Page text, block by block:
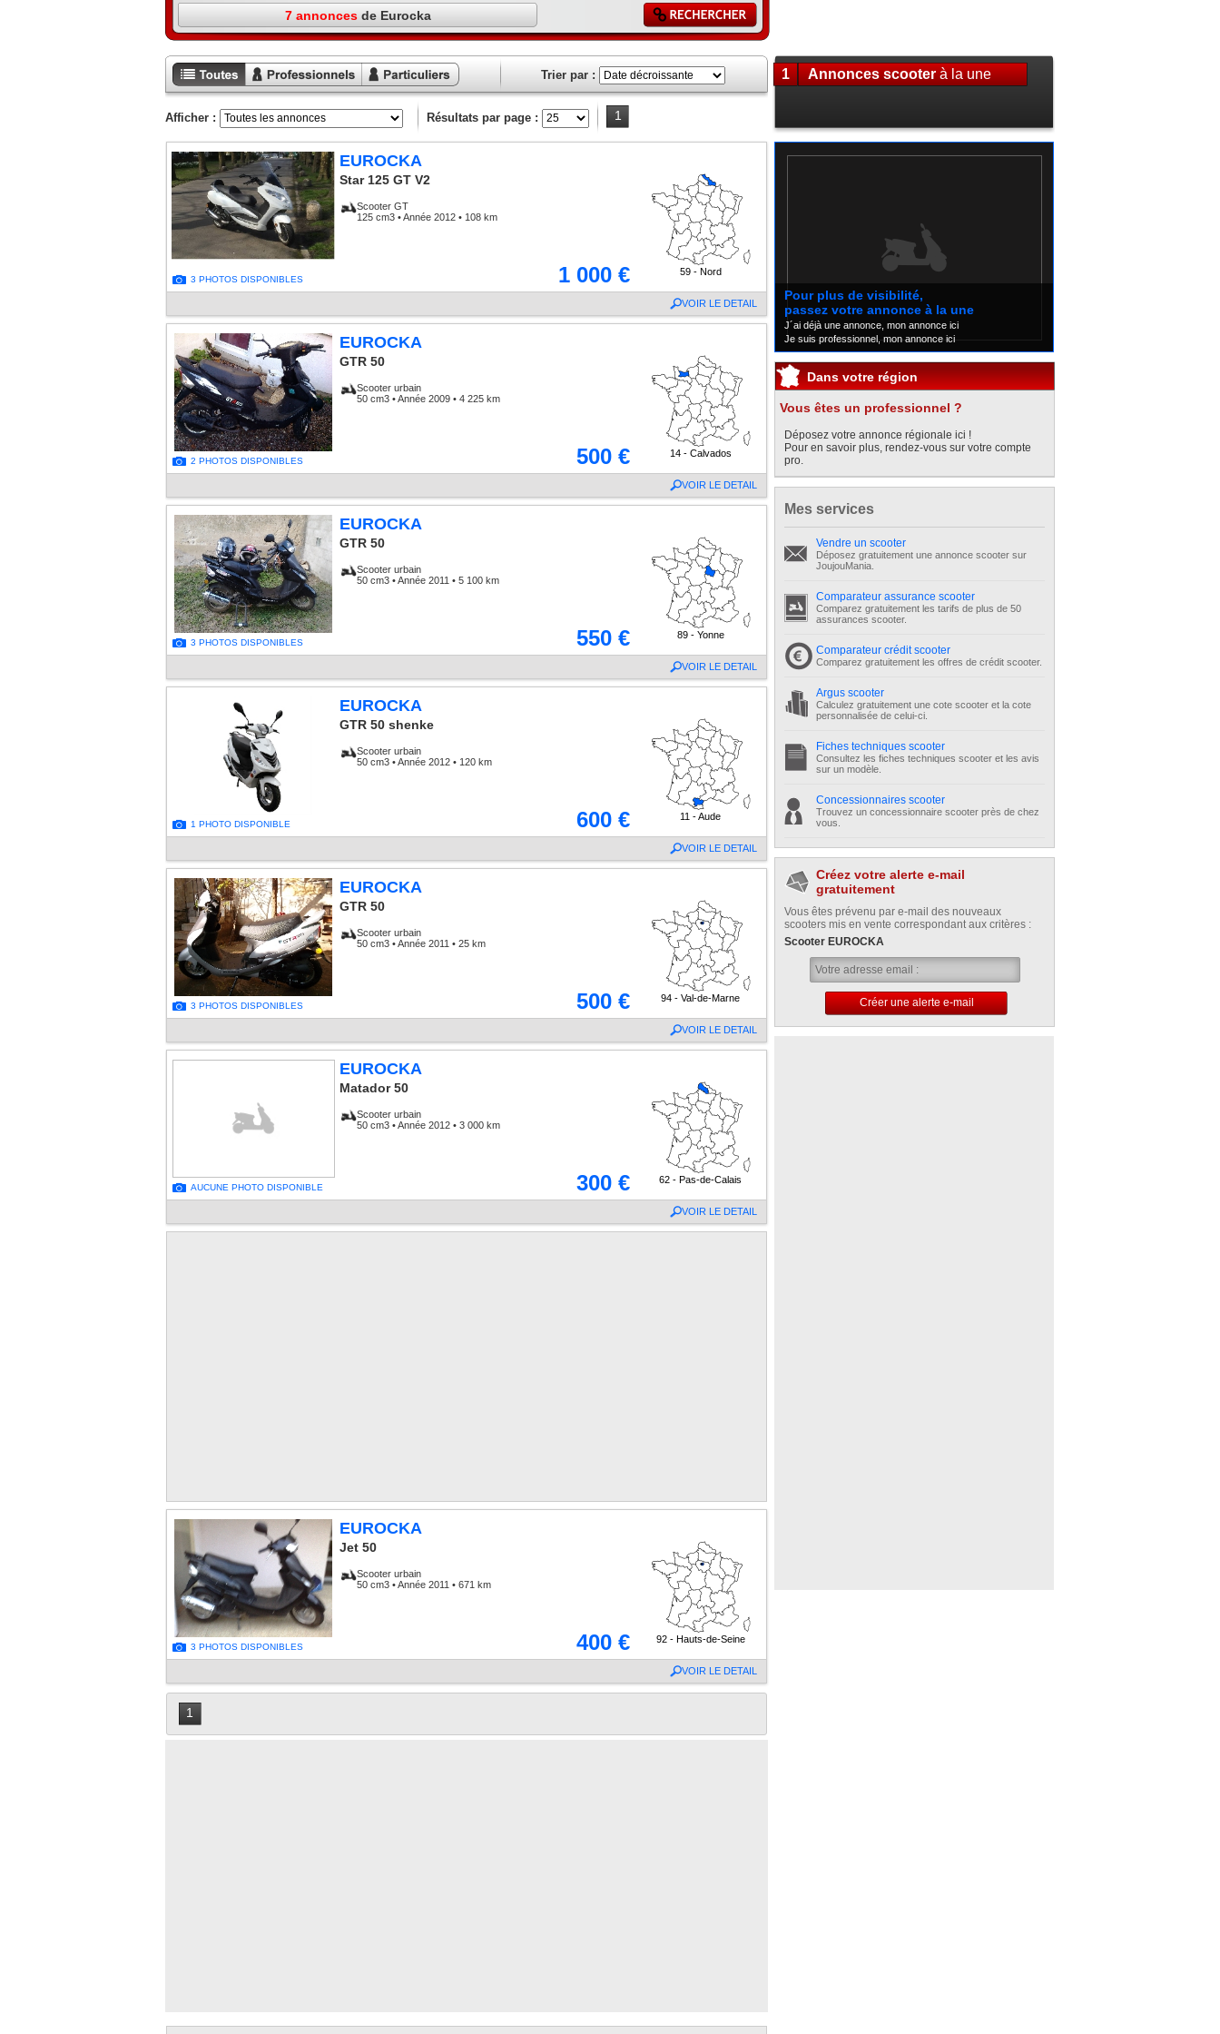
7 annoncesde Eurocka
Toutes les
annonces
Annonces
professionnels
Annonces
particuliers
Trier par :
Afficher : Résultats par page : 1
3 PHOTOS DISPONIBLES
EUROCKA
Star 125 GT V2
Scooter GT
125 cm3 • Année 2012 • 108 km
1 000 € 59 - Nord
VOIR LE DETAIL
2 PHOTOS DISPONIBLES
EUROCKA
GTR 50
Scooter urbain
50 cm3 • Année 2009 • 4 225 km
500 € 14 - Calvados
VOIR LE DETAIL
3 PHOTOS DISPONIBLES
EUROCKA
GTR 50
Scooter urbain
50 cm3 • Année 2011 • 5 100 km
550 € 89 - Yonne
VOIR LE DETAIL
1 PHOTO DISPONIBLE
EUROCKA
GTR 50 shenke
Scooter urbain
50 cm3 • Année 2012 • 120 km
600 € 11 - Aude
VOIR LE DETAIL
3 PHOTOS DISPONIBLES
EUROCKA
GTR 50
Scooter urbain
50 cm3 • Année 2011 • 25 km
500 € 94 - Val-de-Marne
VOIR LE DETAIL
AUCUNE PHOTO DISPONIBLE
EUROCKA
Matador 50
Scooter urbain
50 cm3 • Année 2012 • 3 000 km
300 € 62 - Pas-de-Calais
VOIR LE DETAIL
3 PHOTOS DISPONIBLES
EUROCKA
Jet 50
Scooter urbain
50 cm3 • Année 2011 • 671 km
400 € 92 - Hauts-de-Seine
VOIR LE DETAIL
1
1 Annonces scooterà la une
Pour plus de visibilité,
passez votre annonce à la une
J´ai déjà une annonce, mon annonce ici
Je suis professionnel, mon annonce ici
Dans votre région
Vous êtes un professionnel ?
Déposez votre annonce régionale ici !
Pour en savoir plus, rendez-vous sur votre compte
pro.
Mes services
Vendre un scooter
Déposez gratuitement une annonce scooter sur
JoujouMania.
Comparateur assurance scooter
Comparez gratuitement les tarifs de plus de 50
assurances scooter.
Comparateur crédit scooter
Comparez gratuitement les offres de crédit scooter.
Argus scooter
Calculez gratuitement une cote scooter et la cote
personnalisée de celui-ci.
Fiches techniques scooter
Consultez les fiches techniques scooter et les avis
sur un modèle.
Concessionnaires scooter
Trouvez un concessionnaire scooter près de chez
vous.
Créez votre alerte e-mail
gratuitement
Vous êtes prévenu par e-mail des nouveaux
scooters mis en vente correspondant aux critères :
Scooter EUROCKA
Créer une alerte e-mail